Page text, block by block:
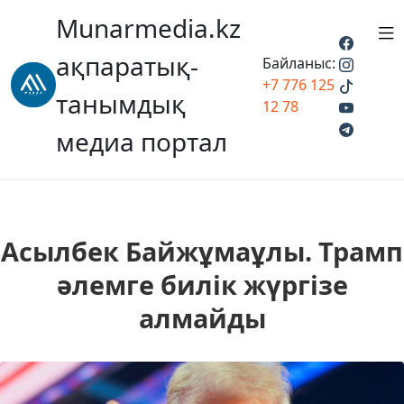
Munarmedia.kz
ақпаратық-
танымдық
медиа портал
Байланыс:
+7 776 125
12 78
Асылбек Байжұмаұлы. Трамп
әлемге билік жүргізе
алмайды